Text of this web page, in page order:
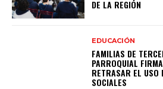
DE LA REGIÓN
EDUCACIÓN
FAMILIAS DE
PARROQUIAL
RETRASAR EL USO
SOCIALES